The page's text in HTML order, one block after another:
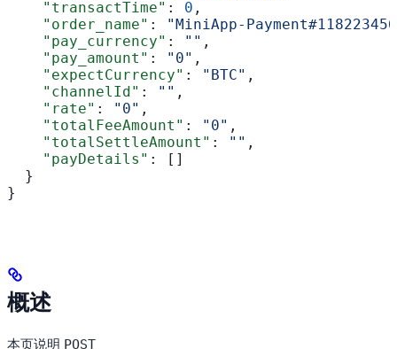
    "transactTime"
: 0 ,
    "order_name"
:
"MiniApp-
    "pay_currency"
: "" ,
    "pay_amount"
: "0" ,
    "expectCurrency"
: "BTC" ,
    "channelId"
: "" ,
    "rate"
: "0" ,
    "totalFeeAmount"
: "0" ,
    "totalSettleAmount"
: "" ,
    "payDetails"
: []
  }
}
概述
本页说明 POST